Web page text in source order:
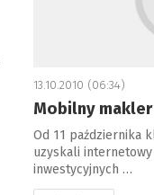
13.10.2010 (06:34)
Mobilny makler
Od 11 października
uzyskali
inwestycyjnych …